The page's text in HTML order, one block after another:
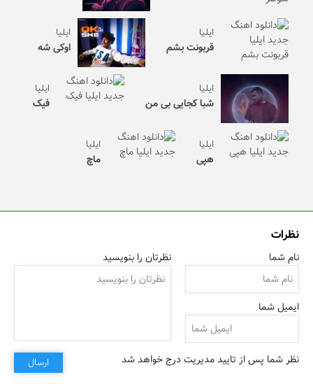
ایلیا
قربونت بشم
ایلیا
اوکی شه
ایلیا
شبا کجایی بی من
ایلیا
فیک
ایلیا
هپی
ایلیا
ماچ
نظرات
نام شما
ایمیل شما
نظرتان را بنویسید
نظر شما پس از تایید مدیریت درج خواهد شد ارسال